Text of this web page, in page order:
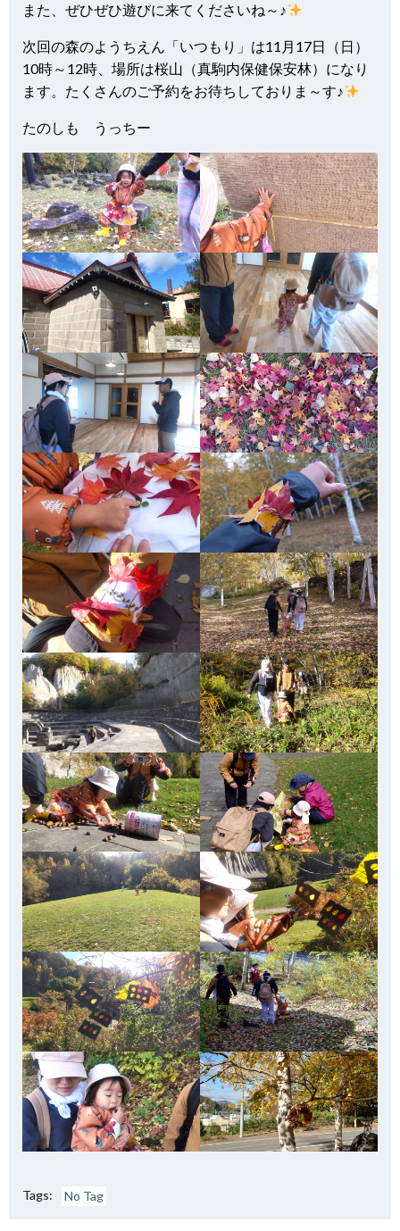
また、ぜひぜひ遊びに来てくださいね～♪
次回の森のようちえん「いつもり」は11月17日（日）
10時～12時、場所は桜山（真駒内保健保安林）になり
ます。たくさんのご予約をお待ちしておりま～す♪
たのしも うっちー
Tags: No Tag